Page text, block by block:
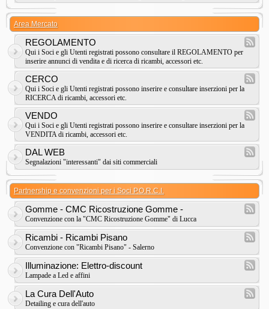
Area Mercato
REGOLAMENTO
Qui i Soci e gli Utenti registrati possono consultare il REGOLAMENTO per
inserire annunci di vendita e di ricerca di ricambi, accessori etc.
CERCO
Qui i Soci e gli Utenti registrati possono inserire e consultare inserzioni per la
RICERCA di ricambi, accessori etc.
VENDO
Qui i Soci e gli Utenti registrati possono inserire e consultare inserzioni per la
VENDITA di ricambi, accessori etc.
DAL WEB
Segnalazioni "interessanti" dai siti commerciali
Partnership e convenzioni per i Soci P.O.R.C.I.
Gomme - CMC Ricostruzione Gomme -
Convenzione con la "CMC Ricostruzione Gomme" di Lucca
Ricambi - Ricambi Pisano
Convenzione con "Ricambi Pisano" - Salerno
Illuminazione: Elettro-discount
Lampade a Led e affini
La Cura Dell'Auto
Detailing e cura dell'auto